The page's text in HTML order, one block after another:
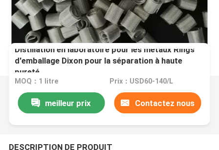
Distillation en laboratoire pour les métaux Rings
d'emballage Dixon pour la séparation à haute
pureté
MOQ：1 litre Prix：USD60-140/L
meilleur prix Contactez nous
DESCRIPTION DE PRODUIT